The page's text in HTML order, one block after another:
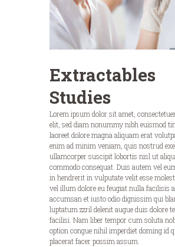
Extractables
Studies
Lorem ipsum dolor sit amet,
elit, sed diam nonummy nibh euismod
laoreet dolore magna aliquam erat
enim ad minim veniam, quis nostrud
ullamcorper suscipit lobortis nisl ut
commodo consequat. Duis autem vel
in hendrerit in vulputate velit esse
vel illum dolore eu feugiat nulla facilisis
accumsan et iusto odio dignissim qui
luptatum zzril delenit augue duis dolore
facilisi. Nam liber tempor cum soluta
option congue nihil imperdiet doming id
placerat facer possim assum.